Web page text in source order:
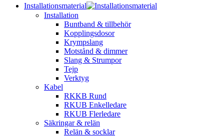
Installationsmaterial
Installation
Buntband & tillbehör
Kopplingsdosor
Krympslang
Motstånd & dimmer
Slang & Strumpor
Tejp
Verktyg
Kabel
RKKB Rund
RKUB Enkelledare
RKUB Flerledare
Säkringar & relän
Relän & socklar